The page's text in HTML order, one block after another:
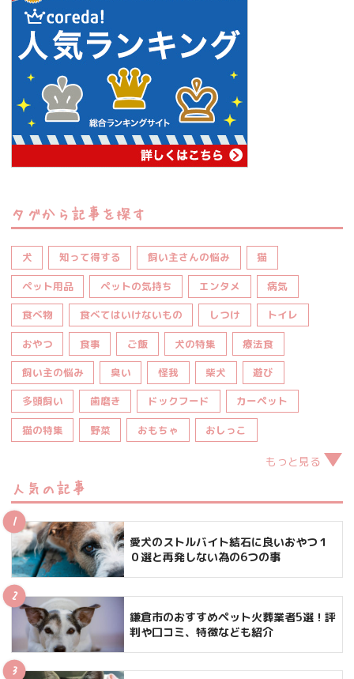
タグから記事を探す
犬 知って得する 飼い主さんの悩み 猫
ペット用品 ペットの気持ち エンタメ 病気
食べ物 食べてはいけないもの しつけ トイレ
おやつ 食事 ご飯 犬の特集 療法食
飼い主の悩み 臭い 怪我 柴犬 遊び
多頭飼い 歯磨き ドックフード カーペット
猫の特集 野菜 おもちゃ おしっこ
もっと見る
人気の記事
愛犬のストルバイト結石に良いおやつ１
０選と再発しない為の6つの事
鎌倉市のおすすめペット火葬業者5選！評
判や口コミ、特徴なども紹介